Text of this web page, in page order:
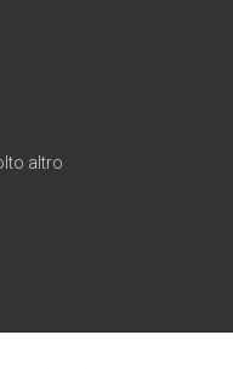
altro